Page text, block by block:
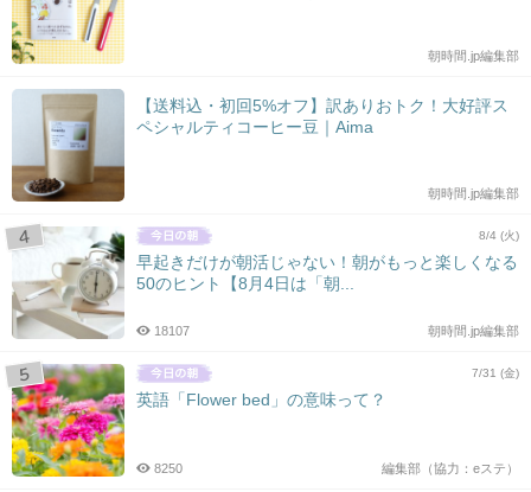
朝時間.jp編集部
【送料込・初回5%オフ】訳ありおトク！大好評ス
ペシャルティコーヒー豆｜Aima
朝時間.jp編集部
8/4 (火)
早起きだけが朝活じゃない！朝がもっと楽しくなる
50のヒント【8月4日は「朝...
朝時間.jp編集部
18107
7/31 (金)
英語「Flower bed」の意味って？
編集部（協力：eステ）
8250